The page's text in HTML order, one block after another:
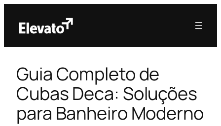
Guia Completo de
Cubas Deca: Soluções
para Banheiro Moderno